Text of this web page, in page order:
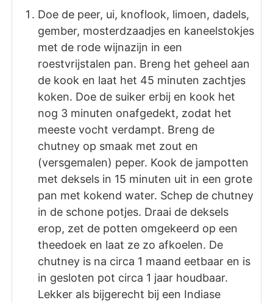
Doe de peer, ui, knoflook, limoen, dadels,
gember, mosterdzaadjes en kaneelstokjes
met de rode wijnazijn in een
roestvrijstalen pan. Breng het geheel aan
de kook en laat het 45 minuten zachtjes
koken. Doe de suiker erbij en kook het
nog 3 minuten onafgedekt, zodat het
meeste vocht verdampt. Breng de
chutney op smaak met zout en
(versgemalen) peper. Kook de jampotten
met deksels in 15 minuten uit in een grote
pan met kokend water. Schep de chutney
in de schone potjes. Draai de deksels
erop, zet de potten omgekeerd op een
theedoek en laat ze zo afkoelen. De
chutney is na circa 1 maand eetbaar en is
in gesloten pot circa 1 jaar houdbaar.
Lekker als bijgerecht bij een Indiase